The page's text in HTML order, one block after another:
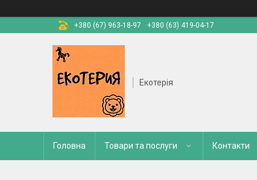
+380 (67) 963-18-97
+380 (63) 419-04-17
Екотерія
Головна Товари та послуги Контакти